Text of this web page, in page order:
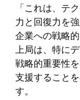
「これは、テ
力と回復力を
企業への戦略
上局は、特に
戦略的重要性
支援すること
す。